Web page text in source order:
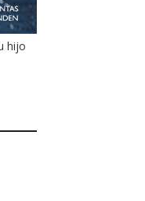
hijo